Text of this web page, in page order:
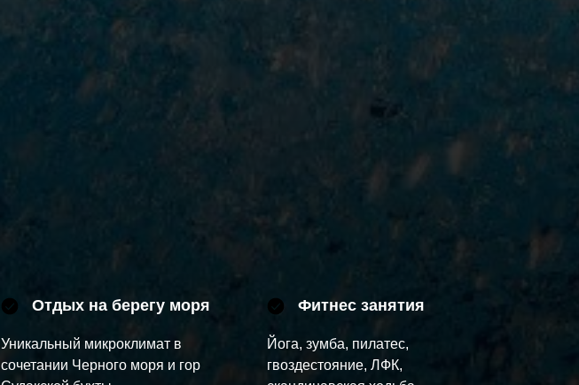
Отдых на берегу моря
Уникальный микроклимат в
сочетании Черного моря и гор
Фитнес занятия
Йога, зумба, пилатес,
гвоздестояние, ЛФК,